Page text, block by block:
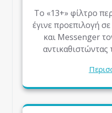
Το «13+» φίλτρο
έγινε προεπιλογή
και Messenger